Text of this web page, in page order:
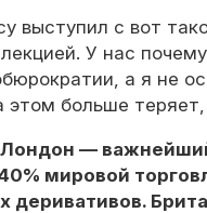
выступил с вот
У нас
а я не
этом больше
Лондон —
мировой
деривативов.